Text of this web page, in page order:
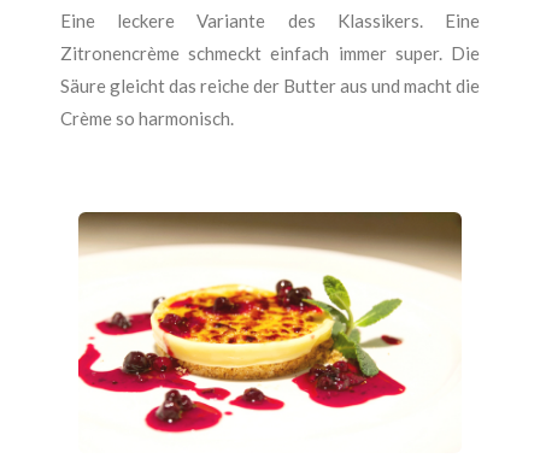
Eine leckere Variante des Klassikers. Eine
Zitronencrème schmeckt einfach immer super. Die
Säure gleicht das reiche der Butter aus und macht die
Crème so harmonisch.